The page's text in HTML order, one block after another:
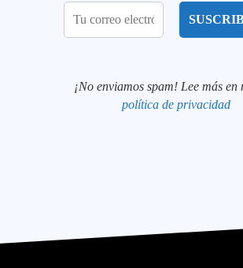
¡No enviamos spam! Lee más en
política de privacidad